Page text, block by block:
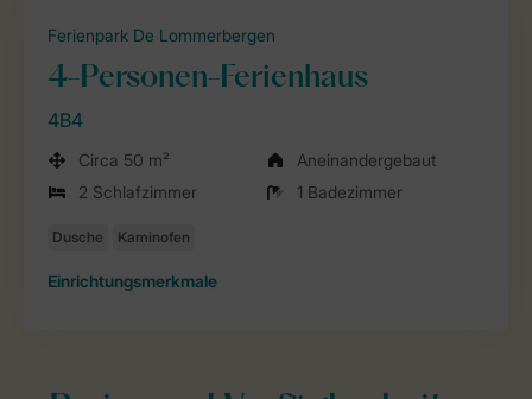
Ferienpark De Lommerbergen
4-Personen-Ferienhaus
4B4
Circa 50 m²
Aneinandergebaut
2 Schlafzimmer
1 Badezimmer
Einrichtungsmerkmale